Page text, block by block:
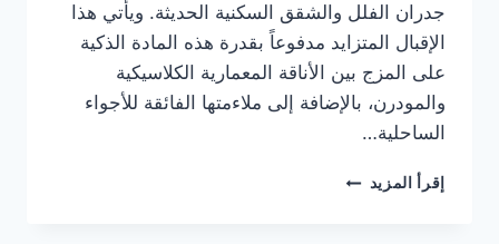
جدران الفلل والشقق السكنية الحديثة. ويأتي هذا
الإقبال المتزايد مدفوعاً بقدرة هذه المادة الذكية
على المزج بين الأناقة المعمارية الكلاسيكية
والمودرن، بالإضافة إلى ملاءمتها الفائقة للأجواء
الساحلية…
إقرأ المزيد تركيب